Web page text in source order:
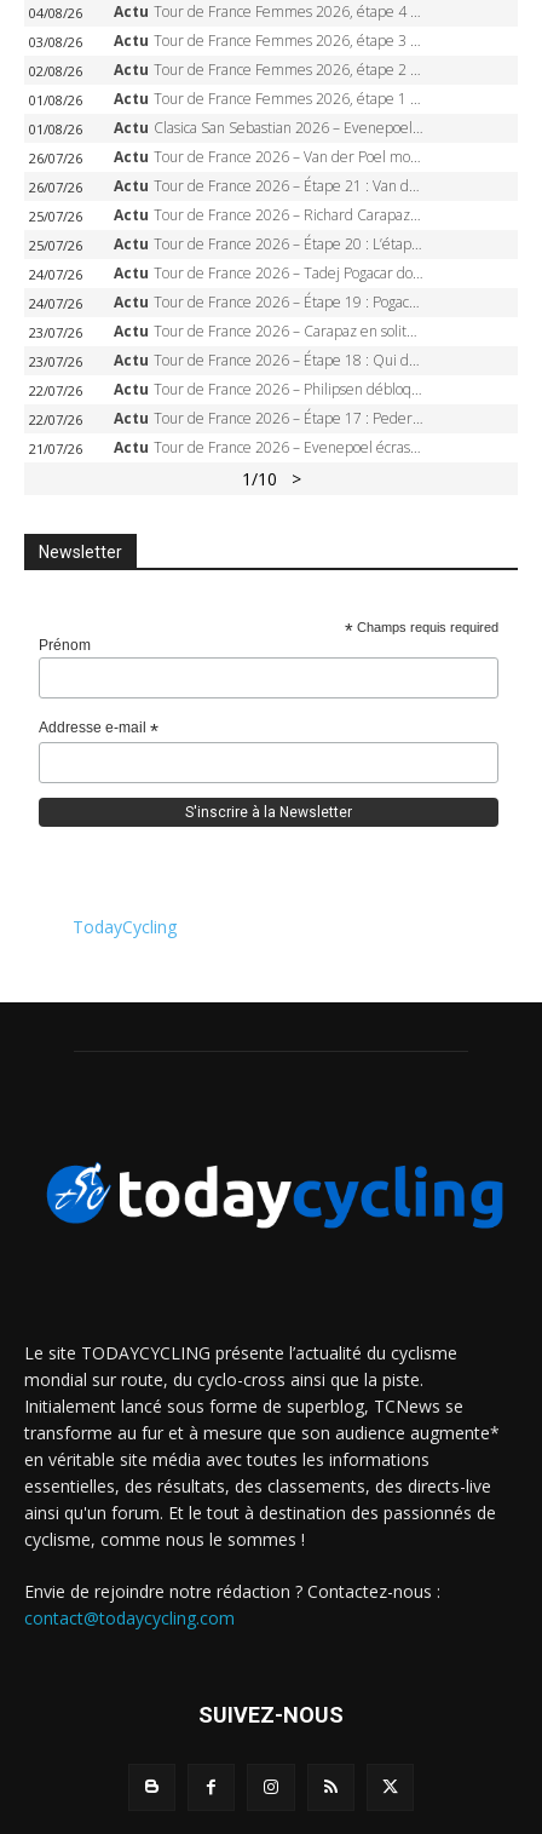
04/08/26 Actu Tour de France Femmes 2026, étape 4 – Marlen Reusser écrase le chrono, Ferrand-Prévot en crise
03/08/26 Actu Tour de France Femmes 2026, étape 3 – Sigrid Haugset en solitaire, 88 km d’échappée, maillot jaune
02/08/26 Actu Tour de France Femmes 2026, étape 2 – Lorena Wiebes doublé à Genève, Markus héroïque, 7e record
01/08/26 Actu Tour de France Femmes 2026, étape 1 – Lorena Wiebes intouchable à Lausanne, premier maillot jaune
01/08/26 Actu Clasica San Sebastian 2026 – Evenepoel recordman, 4e victoire, Carapaz battu au sprint
26/07/26 Actu Tour de France 2026 – Van der Poel monumental à Paris, Pogacar égale le record des cinq sacres
26/07/26 Actu Tour de France 2026 – Étape 21 : Van der Poel, Pogacar, qui succédera à Wout van Aert sur les Champs-Elysées ?
25/07/26 Actu Tour de France 2026 – Richard Carapaz roi des Alpes, doublé et maillot à pois, Seixas perd le podium
25/07/26 Actu Tour de France 2026 – Étape 20 : L’étape reine, Galibier, Sarenne, Alpe d’Huez, qui succédera à Pogacar ?
24/07/26 Actu Tour de France 2026 – Tadej Pogacar dompte l’Alpe d’Huez, 5e victoire, record de Pantani pulvérisé
24/07/26 Actu Tour de France 2026 – Étape 19 : Pogacar peut-il enfin dompter l’Alpe d’Huez ?
23/07/26 Actu Tour de France 2026 – Carapaz en solitaire à Orcières-Merlette, Paret-Peintre à un point du maillot à pois
23/07/26 Actu Tour de France 2026 – Étape 18 : Qui domptera Orcières-Merlette, première marche vers l’Alpe d’Huez ?
22/07/26 Actu Tour de France 2026 – Philipsen débloque son compteur à Voiron, Pedersen en danger pour le maillot vert
22/07/26 Actu Tour de France 2026 – Étape 17 : Pedersen peut-il verrouiller le maillot vert à Voiron ?
21/07/26 Actu Tour de France 2026 – Evenepoel écrase le chrono d’Évian, Seixas 4e, Lipowitz abandonne
1/10 >
Newsletter
* Champs requis required
Prénom
Addresse e-mail*
TodayCycling
Le site TODAYCYCLING présente l’actualité du cyclisme
mondial sur route, du cyclo-cross ainsi que la piste.
Initialement lancé sous forme de superblog, TCNews se
transforme au fur et à mesure que son audience augmente*
en véritable site média avec toutes les informations
essentielles, des résultats, des classements, des directs-live
ainsi qu'un forum. Et le tout à destination des passionnés de
cyclisme, comme nous le sommes !
Envie de rejoindre notre rédaction ? Contactez-nous :
contact@todaycycling.com
SUIVEZ-NOUS